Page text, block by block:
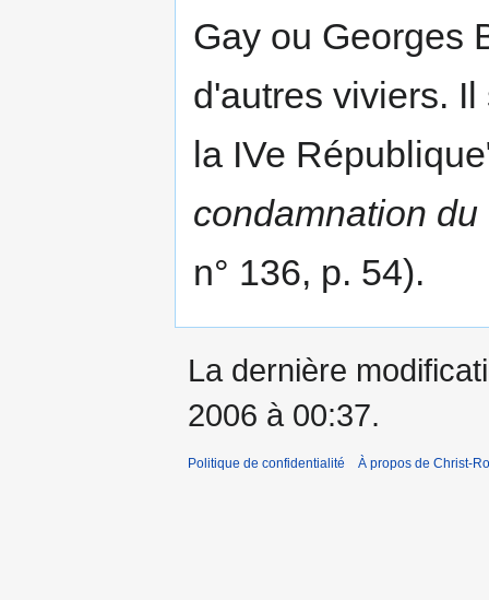
Gay ou Georges
d'autres viviers.
la IVe
condamnation
n° 136, p. 54).
La dernière
2006 à 00:37.
Politique de confidentialité À propos de Christ-